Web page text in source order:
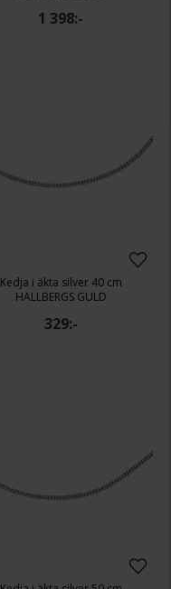
1 398:-
Kedja i äkta silver 40 cm
HALLBERGS GULD
329:-